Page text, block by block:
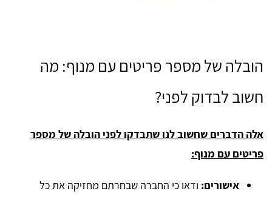
הובלה של מספר פריטים עם מנוף: מה
חשוב לבדוק לפני?
אלה הדברים שחשוב לנו שתבדקו לפני הובלה של מספר
פריטים עם מנוף:
אישורים: ודאו כי החברה שבחרתם מחזיקה את כל